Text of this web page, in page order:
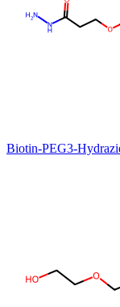
Biotin-PEG3-